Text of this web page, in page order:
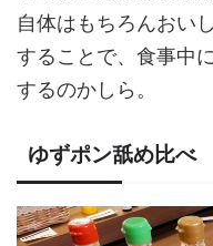
自体はもちろんおい
することで、食事中
するのかしら。
ゆずポン舐め比べ